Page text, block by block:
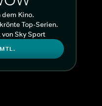
Kino.
Top-Serien.
Sky Sport